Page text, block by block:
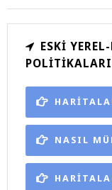
ESKI
NASIL